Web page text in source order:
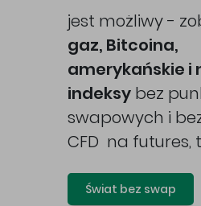
jest możliwy -
gaz, Bitcoina,
amerykańskie i
indeksy bez
swapowych i
CFD na futures,
Świat bez swap